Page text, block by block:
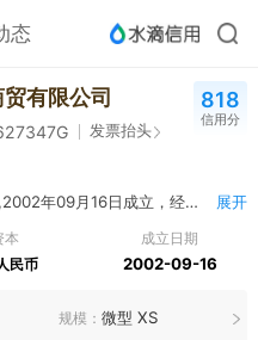
态
有限公司
发票抬头
818
信用分
简介：创世宏马（北京）商贸有限公司,2002年09月16日成立，经营范围包括销售计算机、计算机软硬件及外围设备、计算机耗材、工艺美术品、五金交电、机械电器设备、电子元器件、百货、汽车摩托车配件；市场调查；装饰设计；图文设计制作；技术推广、技术开发、技术服务、技术咨询；零售珠宝首饰、体育用品（不含弩）、家用电器、文化用品、化工产品（不含危险化学品）、化妆品、服装鞋帽、箱包、针纺织品、照相器材、通讯设备、润滑油、电子产品、专用设备、新鲜水果、新鲜蔬菜、未经加工的坚果、未经加工的干果、宠物用品、不再分装的包装饲料、仪器仪表；承办展览展示；组织文化艺术交流活动；餐饮管理；数据处理；计算机系统服务；计算机技术培训（不得面向全国招生）；应用软件服务（不含医用软件）；汽车租赁（不含九座以上客车）；出租商业用房、办公用房（不得作为有形市场经营用房）；租赁舞台灯光音响设备；企业策划；企业管理咨询；经济贸易咨询；婚庆服务；健身服务；健康管理、健康咨询（须经审批的诊疗活动除外）；城市道路养护；园林景观设计；工程勘察设计；专业承包；施工总承包；城市园林绿化。（企业依法自主选择经营项目，开展经营活动；依法须经批准的项目，经相关部门批准后依批准的内容开展经营活动；不得从事本区产业政策禁止和限制类项目的经营活动。） 展开
本
民币
成立日期
2002-09-16
规模 微型 XS